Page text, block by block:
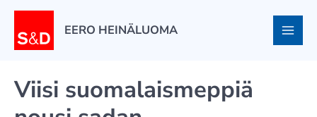
Siirry
EERO HEINÄLUOMA
Viisi suomalais­meppiä